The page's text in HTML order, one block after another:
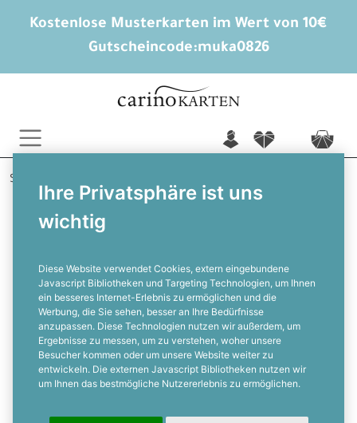
Kostenlose Musterkarten im Wert von 10€
Gutscheincode:muka0826
Ihre Privatsphäre ist uns
wichtig
Diese Website verwendet Cookies, extern eingebundene
Javascript Bibliotheken und Targeting Technologien, um Ihnen
ein besseres Internet-Erlebnis zu ermöglichen und die
Werbung, die Sie sehen, besser an Ihre Bedürfnisse
anzupassen. Diese Technologien nutzen wir außerdem, um
Ergebnisse zu messen, um zu verstehen, woher unsere
Besucher kommen oder um unsere Website weiter zu
entwickeln. Die externen Javascript Bibliotheken nutzen wir
um Ihnen das bestmögliche Nutzererlebnis zu ermöglichen.
n f c
Startseite
Denise und Lorenz
Romantische Hochzeitsdanksagung
Aquarellrosen